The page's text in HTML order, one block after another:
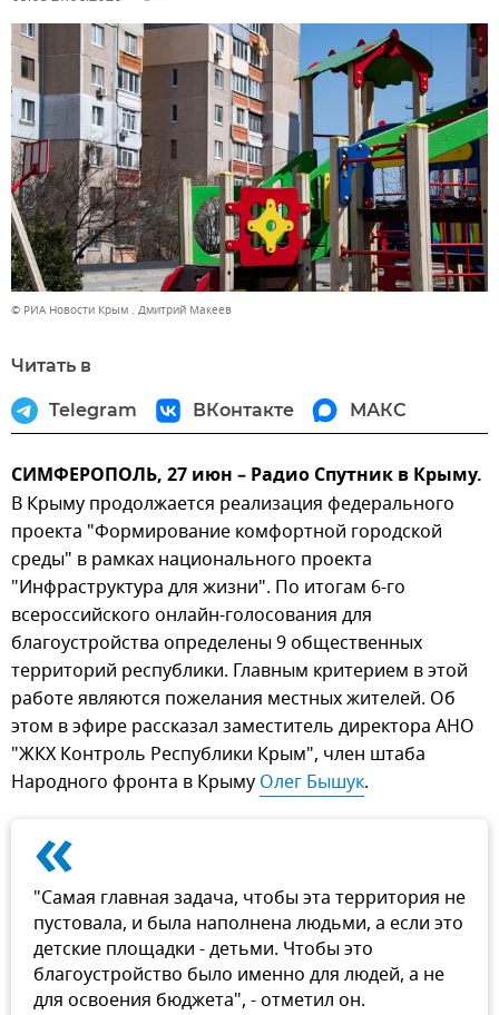
© РИА Новости Крым . Дмитрий Макеев
Читать в
Telegram ВКонтакте МАКС
СИМФЕРОПОЛЬ, 27 июн – Радио Спутник в Крыму.
В Крыму продолжается реализация федерального
проекта "Формирование комфортной городской
среды" в рамках национального проекта
"Инфраструктура для жизни". По итогам 6-го
всероссийского онлайн-голосования для
благоустройства определены 9 общественных
территорий республики. Главным критерием в этой
работе являются пожелания местных жителей. Об
этом в эфире рассказал заместитель директора АНО
"ЖКХ Контроль Республики Крым", член штаба
Народного фронта в Крыму Олег Бышук.
«
"Самая главная задача, чтобы эта территория не
пустовала, и была наполнена людьми, а если это
детские площадки - детьми. Чтобы это
благоустройство было именно для людей, а не
для освоения бюджета", - отметил он.